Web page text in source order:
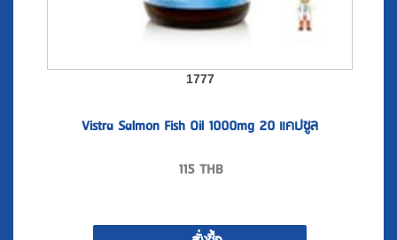
1777
Vistra Salmon Fish Oil 1000mg 20 แคปซูล
115 THB